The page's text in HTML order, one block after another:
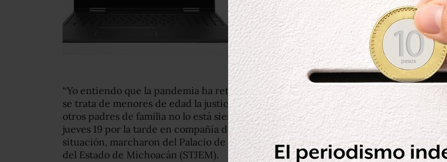
“Yo entiendo que la pandemia ha retrasado el trabajo de los juzgados, pero cuando
se trata de menores de edad la justicia debe ser más inmediata y en mi caso y el de
otros padres de familia no lo está siendo”, dijo la señora Linda Tinajero, quien el
jueves 19 por la tarde en compañía de amigos y otros padres de familia en su misma
situación, marcharon del Palacio de Gobierno hasta el Supremo Tribunal de Justicia
del Estado de Michoacán (STJEM).